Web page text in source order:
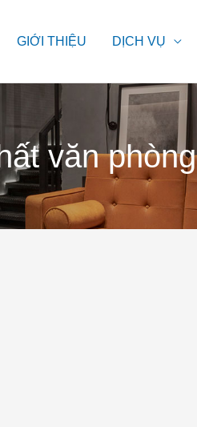
GIỚI THIỆU DỊCH VỤ
văn phòng